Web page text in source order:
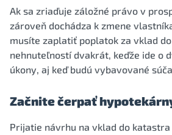
Ak sa zriaďuje záložné právo v
zároveň dochádza k zmene
musíte zaplatiť poplatok za vklad
nehnuteľností dvakrát, keďže ide o
úkony, aj keď budú vybavované
Začnite čerpať
Prijatie návrhu na vklad do